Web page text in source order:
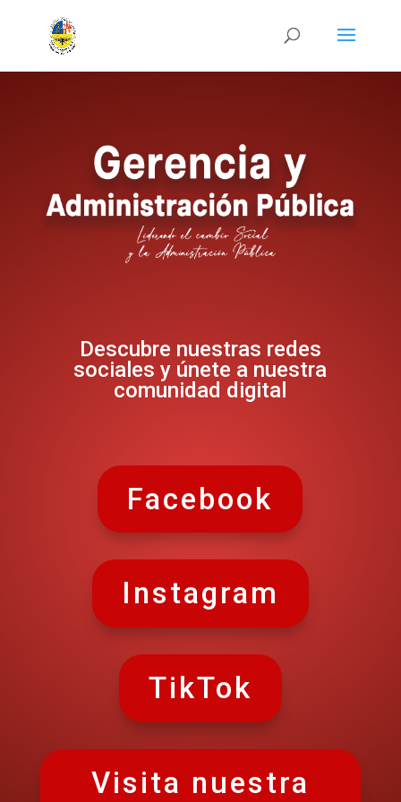
Descubre nuestras redes
sociales y únete a nuestra
comunidad digital
Facebook
Instagram
TikTok
Visita nuestra